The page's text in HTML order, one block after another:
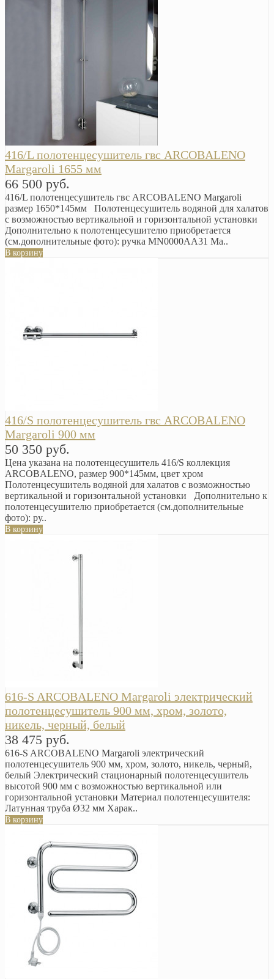
416/L полотенцесушитель гвс ARCOBALENO
Margaroli 1655 мм
66 500 руб.
416/L полотенцесушитель гвс ARCOBALENO Margaroli
размер 1650*145мм Полотенцесушитель водяной для халатов
с возможностью вертикальной и горизонтальной установки
Дополнительно к полотенцесушителю приобретается
(см.дополнительные фото): ручка MN0000AA31 Ма..
В корзину
416/S полотенцесушитель гвс ARCOBALENO
Margaroli 900 мм
50 350 руб.
Цена указана на полотенцесушитель 416/S коллекция
ARCOBALENO, размер 900*145мм, цвет хром
Полотенцесушитель водяной для халатов с возможностью
вертикальной и горизонтальной установки Дополнительно к
полотенцесушителю приобретается (см.дополнительные
фото): ру..
В корзину
616-S ARCOBALENO Margaroli электрический
полотенцесушитель 900 мм, хром, золото,
никель, черный, белый
38 475 руб.
616-S ARCOBALENO Margaroli электрический
полотенцесушитель 900 мм, хром, золото, никель, черный,
белый Электрический стационарный полотенцесушитель
высотой 900 мм с возможностью вертикальной или
горизонтальной установки Материал полотенцесушителя:
Латунная труба Ø32 мм Харак..
В корзину